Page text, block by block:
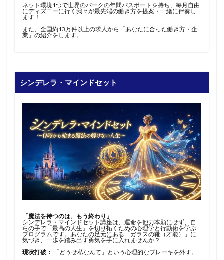
ネット環境1つで世界のパークの年間パスポートを持ち、毎月自由
にディズニーに行く我々が最先端の働き方を提案・一緒に伴奏し
ます！
また、全国約13万件以上の求人から「あなたに合った働き方・企
業」の紹介をします。
シンデレラ・マインドセット
「魔法を待つのは、もう終わり」
シンデレラ・マインドセット講座は、運命を他力本願にせず、自
らの手で「最高の人生」を切り拓くための心理学と行動術を学ぶ
プログラムです。あなたの足元にある「ガラスの靴（才能）」に
気づき、一歩を踏み出す勇気を手に入れませんか？
現状打破：
「どうせ私なんて」という心理的なブレーキを外す。